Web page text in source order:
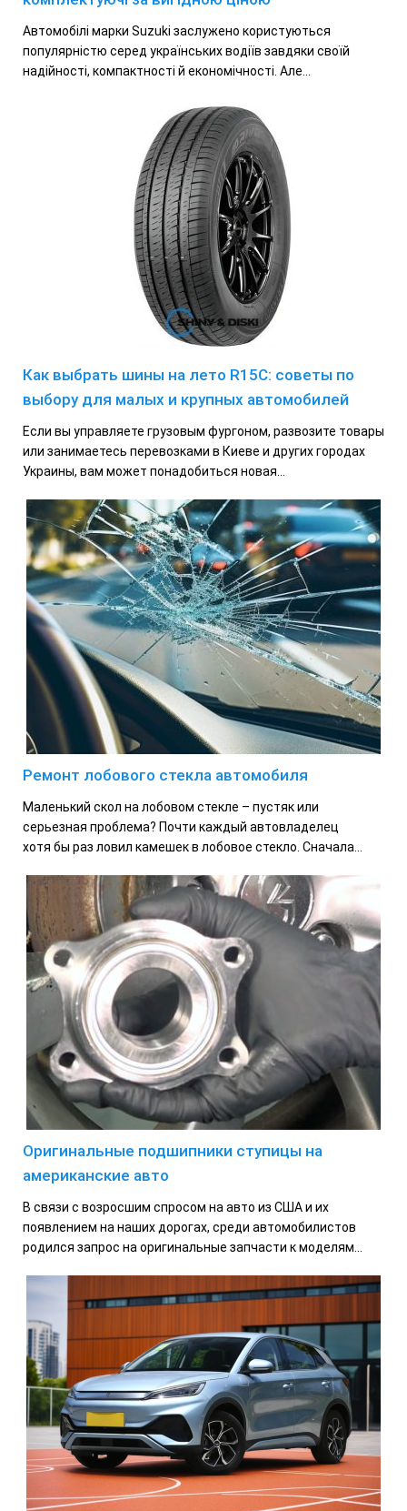
Автомобілі марки Suzuki заслужено користуються
популярністю серед українських водіїв завдяки своїй
надійності, компактності й економічності. Але...
Как выбрать шины на лето R15C: советы по
выбору для малых и крупных автомобилей
Если вы управляете грузовым фургоном, развозите товары
или занимаетесь перевозками в Киеве и других городах
Украины, вам может понадобиться новая...
Ремонт лобового стекла автомобиля
Маленький скол на лобовом стекле – пустяк или
серьезная проблема? Почти каждый автовладелец
хотя бы раз ловил камешек в лобовое стекло. Сначала...
Оригинальные подшипники ступицы на
американские авто
В связи с возросшим спросом на авто из США и их
появлением на наших дорогах, среди автомобилистов
родился запрос на оригинальные запчасти к моделям...